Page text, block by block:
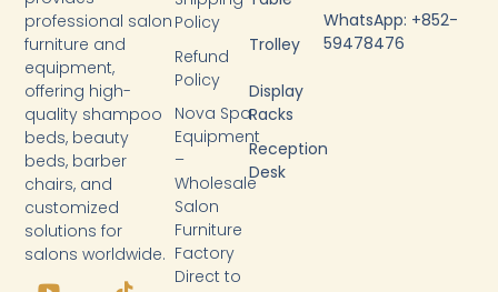
professional salon
furniture and
equipment,
offering high-
quality shampoo
beds, beauty
beds, barber
chairs, and
customized
solutions for
salons worldwide.
TL
Trolley
Display
Racks
Reception
Desk
Policy
Refund
Policy
Nova Spa
Equipment
–
Wholesale
Salon
Furniture
Factory
Direct to
WhatsApp: +852-
59478476